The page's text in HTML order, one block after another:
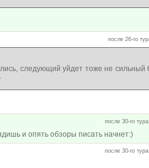
после 26-го
следующий уйдет тоже не сильный
после 30-го
и опять обзоры писать начнет:)
после 30-го